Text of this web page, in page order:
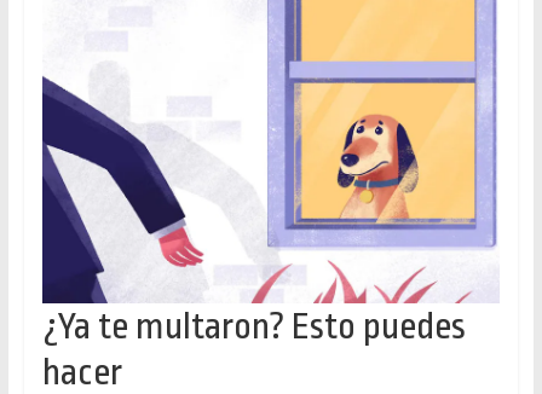
¿Ya te multaron? Esto puedes
hacer